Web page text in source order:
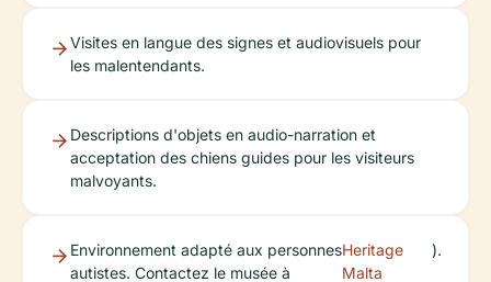
Visites en langue des signes et audiovisuels pour
les malentendants.
Descriptions d'objets en audio-narration et
acceptation des chiens guides pour les visiteurs
malvoyants.
Environnement adapté aux personnes
autistes. Contactez le musée à
Heritage
Malta
).